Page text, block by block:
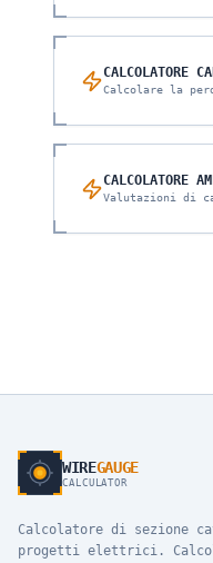
CALCOLATORE
Calcolare la
CALCOLATORE
Valutazioni di
WIREGAUGE
CALCULATOR
Calcolatore di sezione
progetti elettrici.